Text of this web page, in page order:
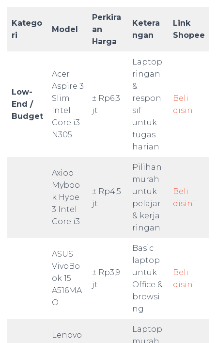
Katego
ri
Model
Perkira
an
Harga
Ketera
ngan
Link
Shopee
Low-
End /
Budget
Acer
Aspire 3
Slim
Intel
Core i3-
N305
± Rp6,3
jt
Laptop
ringan
&
respon
sif
untuk
tugas
harian
Beli
disini
Axioo
Myboo
k Hype
3 Intel
Core i3
± Rp4,5
jt
Pilihan
murah
untuk
pelajar
& kerja
ringan
Beli
disini
ASUS
VivoBo
ok 15
A516MA
O
± Rp3,9
jt
Basic
laptop
untuk
Office &
browsi
ng
Beli
disini
Lenovo
Laptop